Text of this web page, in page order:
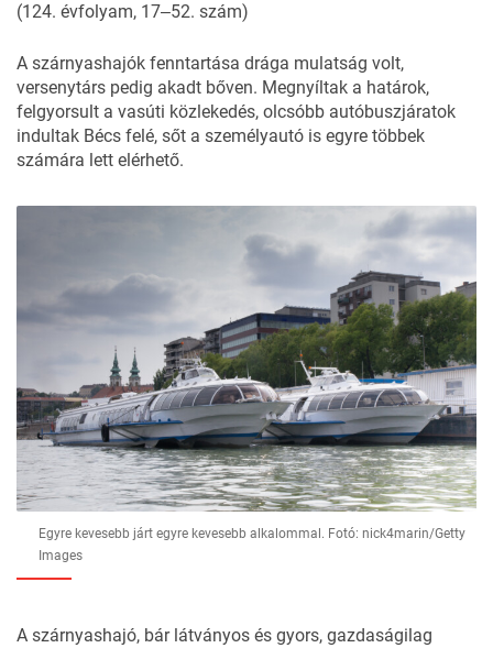
(124. évfolyam, 17‒52. szám)
A szárnyashajók fenntartása drága mulatság volt,
versenytárs pedig akadt bőven. Megnyíltak a határok,
felgyorsult a vasúti közlekedés, olcsóbb autóbuszjáratok
indultak Bécs felé, sőt a személyautó is egyre többek
számára lett elérhető.
Egyre kevesebb járt egyre kevesebb alkalommal. Fotó: nick4marin/Getty
Images
A szárnyashajó, bár látványos és gyors, gazdaságilag